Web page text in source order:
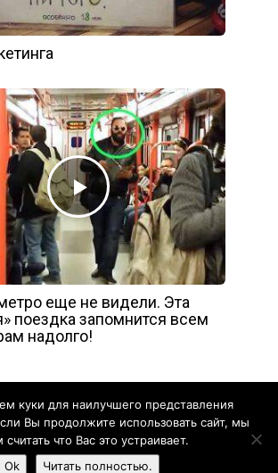
еще не видели. Эта
поездка запомнится всем
надолго!
куки для наилучшего представления
Вы продолжите использовать сайт, мы
считать что Вас это устраивает.
Ok
Читать полностью.